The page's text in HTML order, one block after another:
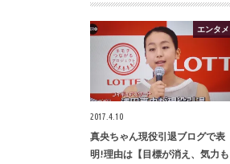
エンタメ
2017.4.10
真央ちゃん現役引退ブログで表
明!理由は【目標が消え、気力も